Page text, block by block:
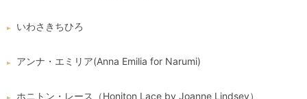
いわさきちひろ
アンナ・エミリア(Anna Emilia for Narumi)
ホニトン・レース（Honiton Lace by Joanne Lindsey）